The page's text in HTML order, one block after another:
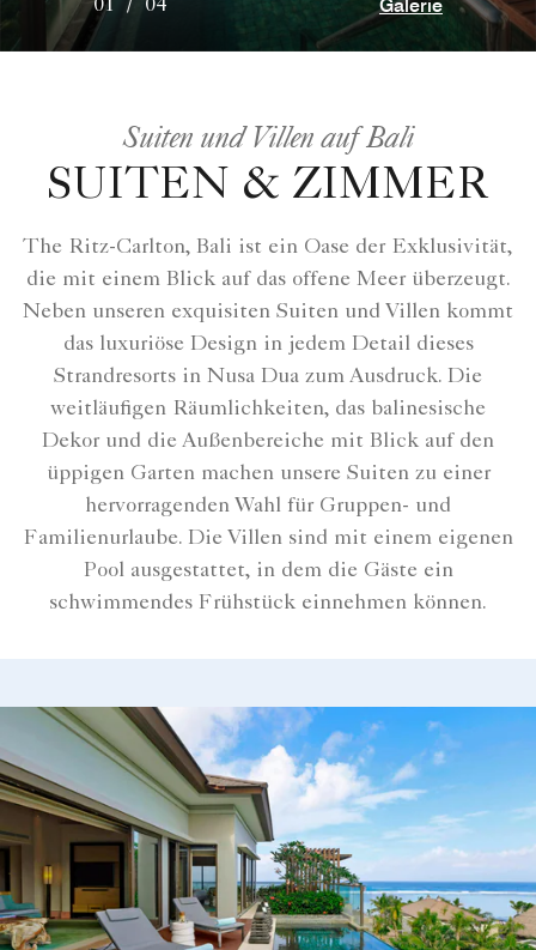
01 / 04 Galerie
Suiten und Villen auf Bali
SUITEN & ZIMMER
The Ritz-Carlton, Bali ist ein Oase der Exklusivität,
die mit einem Blick auf das offene Meer überzeugt.
Neben unseren exquisiten Suiten und Villen kommt
das luxuriöse Design in jedem Detail dieses
Strandresorts in Nusa Dua zum Ausdruck. Die
weitläufigen Räumlichkeiten, das balinesische
Dekor und die Außenbereiche mit Blick auf den
üppigen Garten machen unsere Suiten zu einer
hervorragenden Wahl für Gruppen- und
Familienurlaube. Die Villen sind mit einem eigenen
Pool ausgestattet, in dem die Gäste ein
schwimmendes Frühstück einnehmen können.